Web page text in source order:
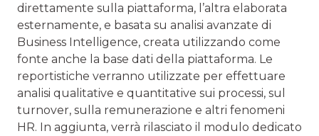
diret­tamente sulla piattaforma, l’altra elaborata
esternamente, e basata su analisi avanzate di
Business Intelligence, creata utilizzando come
fonte anche la base dati della piattaforma. Le
reportistiche verranno utilizzate per effettuare
analisi qualitative e quantitative sui processi, sul
turnover, sul­la remunerazione e altri fenomeni
HR. In aggiunta, verrà rilasciato il modulo dedicato